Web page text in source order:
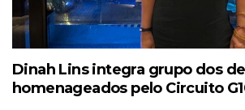
Dinah Lins integra grupo dos
homenageados pelo Circuito